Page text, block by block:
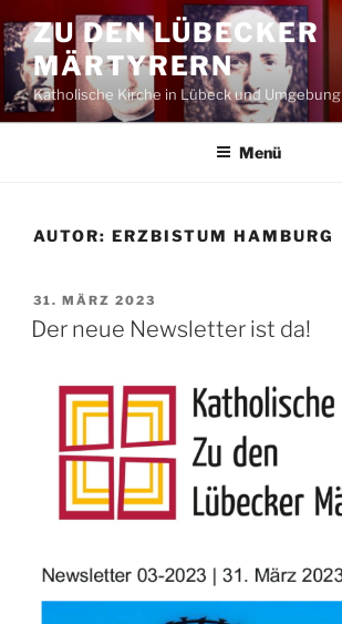
Inhalt
springen
ZU DEN LÜBECKER
MÄRTYRERN
Katholische Kirche in Lübeck und Umgebung
Menü
AUTOR: ERZBISTUM HAMBURG
VERÖFFENTLICHT
AM
31. MÄRZ 2023
Der neue Newsletter ist da!